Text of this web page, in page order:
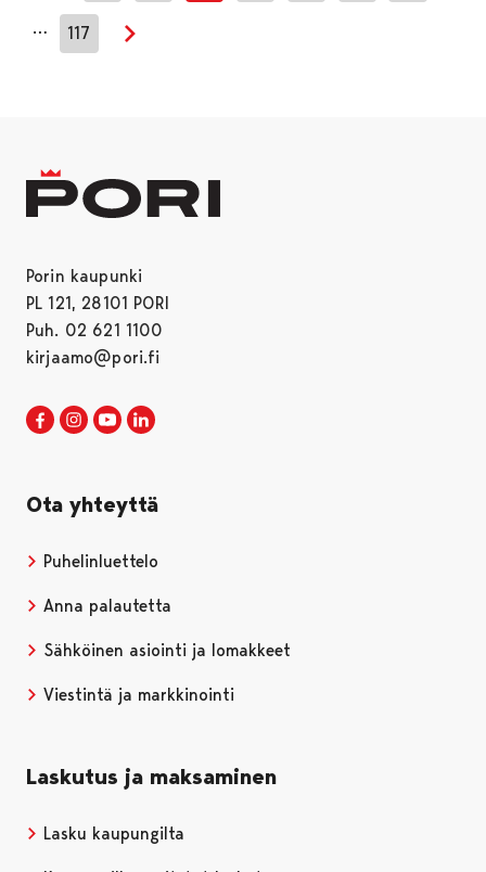
… 117
Seuraava sivu
Porin kaupunki
PL 121, 28101 PORI
Puh. 02 621 1100
kirjaamo@pori.fi
Porin kaupunki Facebookissa
Avautuu uudessa välilehdessä
Porin kaupunki Instagramissa
Avautuu uudessa välilehdessä
Porin kaupunki Youtubessa
Avautuu uudessa välilehdessä
Ota yhteyttä
Puhelinluettelo
Anna palautetta
Sähköinen asiointi ja lomakkeet
Viestintä ja markkinointi
Laskutus ja maksaminen
Lasku kaupungilta